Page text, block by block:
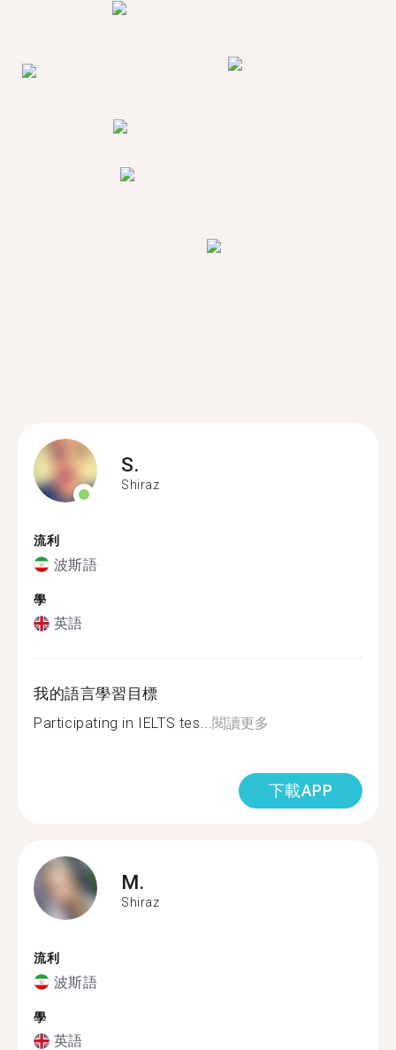
S.
Shiraz
流利
波斯語
學
英語
我的語言學習目標
Participating in IELTS tes...閱讀更多
下載APP
M.
Shiraz
流利
波斯語
學
英語